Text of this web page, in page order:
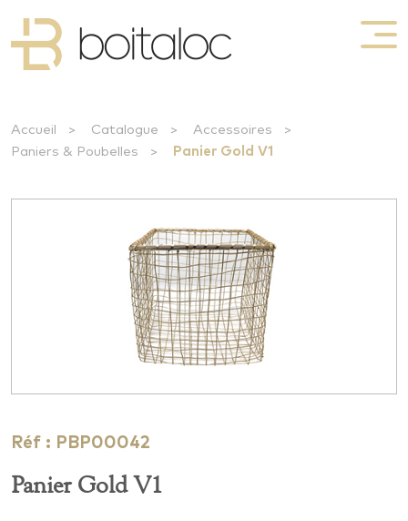
Accueil > Catalogue > Accessoires
>
Paniers & Poubelles
> Panier Gold V1
Réf : PBP00042
Panier Gold V1